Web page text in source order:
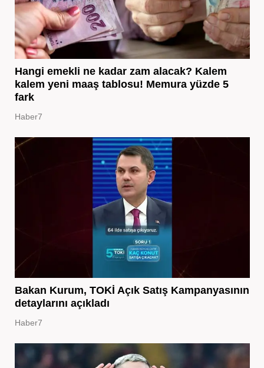
Hangi emekli ne kadar zam alacak? Kalem
kalem yeni maaş tablosu! Memura yüzde 5
fark
Haber7
Bakan Kurum, TOKİ Açık Satış Kampanyasının
detaylarını açıkladı
Haber7